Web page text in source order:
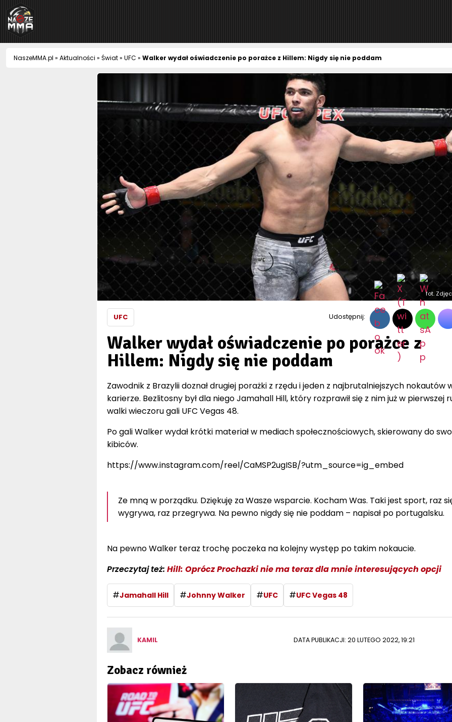
NaszeMMA
NaszeMMA.pl » Aktualności » Świat» UFC » Walker wydał oświadczenie po porażce z Hillem: Nigdy się nie poddam
fot.
UFC Udostępnij:
Walker wydał oświadczenie po porażce z
Hillem: Nigdy się nie poddam
Zawodnik z Brazylii doznał drugiej porażki z rzędu i jeden z najbrutalniejszych nokautów
karierze. Bezlitosny był dla niego Jamahall Hill, który rozprawił się z nim już w pierwszej
walki wieczoru gali UFC Vegas 48.
Po gali Walker wydał krótki materiał w mediach społecznościowych, skierowany do
kibiców.
https://www.instagram.com/reel/CaMSP2ugISB/?utm_source=ig_embed
Ze mną w porządku. Dziękuję za Wasze wsparcie. Kocham Was. Taki jest sport, raz
wygrywa, raz przegrywa. Na pewno nigdy się nie poddam – napisał po portugalsku.
Na pewno Walker teraz trochę poczeka na kolejny występ po takim nokaucie.
Przeczytaj też: Hill: Oprócz Prochazki nie ma teraz dla mnie interesujących opcji
#Jamahall Hill #Johnny Walker #UFC #UFC Vegas 48
KAMIL DATA PUBLIKACJI: 20 LUTEGO 2022, 19:21
Zobacz również